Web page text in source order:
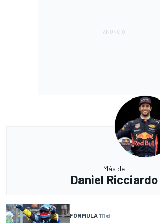
Más de
Daniel Ricciardo
FÓRMULA 111 d